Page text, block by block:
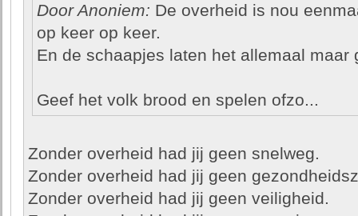
Door Anoniem: De overheid is nou
op keer op keer.
En de schaapjes laten het allemaal maar
Geef het volk brood en spelen ofzo...
Zonder overheid had jij geen snelweg.
Zonder overheid had jij geen
Zonder overheid had jij geen veiligheid.